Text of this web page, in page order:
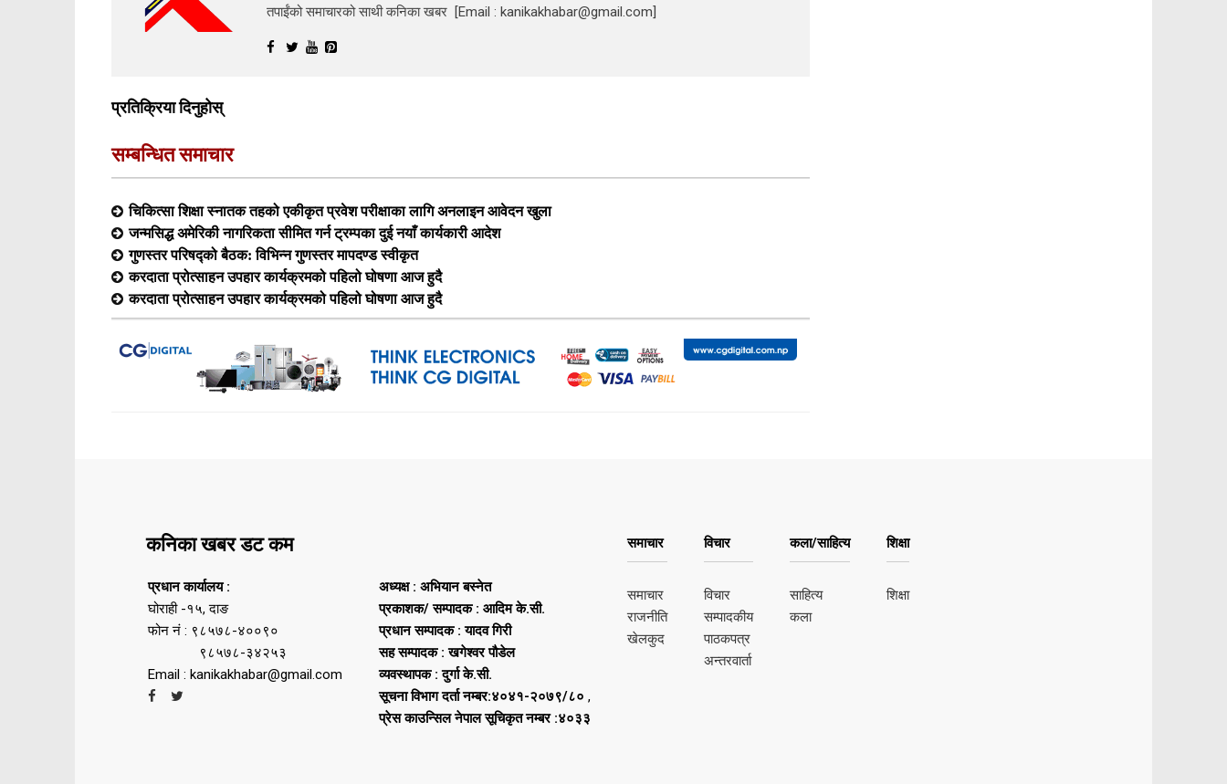
तपाईंको समाचारको साथी कनिका खबर [Email : kanikakhabar@gmail.com]
प्रतिक्रिया दिनुहोस्
सम्बन्धित समाचार
चिकित्सा शिक्षा स्नातक तहको एकीकृत प्रवेश परीक्षाका लागि अनलाइन आवेदन खुला
जन्मसिद्ध अमेरिकी नागरिकता सीमित गर्न ट्रम्पका दुई नयाँ कार्यकारी आदेश
गुणस्तर परिषद्को बैठक: विभिन्न गुणस्तर मापदण्ड स्वीकृत
करदाता प्रोत्साहन उपहार कार्यक्रमको पहिलो घोषणा आज हुदै
करदाता प्रोत्साहन उपहार कार्यक्रमको पहिलो घोषणा आज हुदै
कनिका खबर डट कम
प्रधान कार्यालय :
घोराही -१५, दाङ
फोन नं : ९८५७८-४००९०
९८५७८-३४२५३
Email : kanikakhabar@gmail.com
अध्यक्ष : अभियान बस्नेत
प्रकाशक/ सम्पादक : आदिम के.सी.
प्रधान सम्पादक : यादव गिरी
सह सम्पादक : खगेश्वर पौडेल
व्यवस्थापक : दुर्गा के.सी.
सूचना विभाग दर्ता नम्बर:४०४१-२०७९/८० ,
प्रेस काउन्सिल नेपाल सूचिकृत नम्बर :४०३३
समाचार
समाचार
राजनीति
खेलकुद
विचार
विचार
सम्पादकीय
पाठकपत्र
अन्तरवार्ता
कला/साहित्य
साहित्य
कला
शिक्षा
शिक्षा